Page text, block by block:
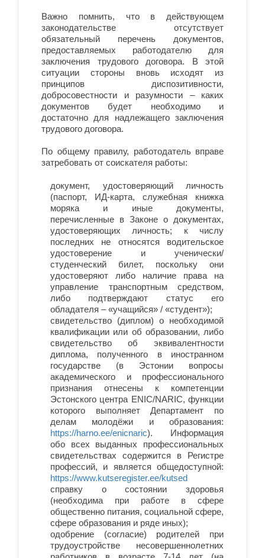
Важно помнить, что в действующем
законодательстве отсутствует
обязательный перечень документов,
предоставляемых работодателю для
заключения трудового договора. В этой
ситуации стороны вновь исходят из
принципов диспозитивности,
добросовестности и разумности – каких
документов будет необходимо и
достаточно для надлежащего заключения
трудового договора.
По общему правилу, работодатель вправе
затребовать от соискателя работы:
документ, удостоверяющий личность
(паспорт, ИД-карта, служебная книжка
моряка и иные документы,
перечисленные в Законе о документах,
удостоверяющих личность; к числу
последних не относятся водительское
удостоверение и ученически/
студенческий билет, поскольку они
удостоверяют либо наличие права на
управление транспортным средством,
либо подтверждают статус его
обладателя – «учащийся» / «студент»);
свидетельство (диплом) о необходимой
квалификации или об образовании, либо
свидетельство об эквивалентности
диплома, полученного в иностранном
государстве (в Эстонии вопросы
академического и профессионального
признания отнесены к компетенции
Эстонского центра ENIC/NARIC, функции
которого выполняет Департамент по
делам молодёжи и образования:
https://harno.ee/enicnaric). Информация
обо всех выданных профессиональных
свидетельствах содержится в Регистре
профессий, и является общедоступной:
https://www.kutseregister.ee/kutsed
справку о состоянии здоровья
(необходима при работе в сфере
общественно питания, социальной сфере,
сфере образования и ряде иных);
одобрение (согласие) родителей при
трудоустройстве несовершеннолетних